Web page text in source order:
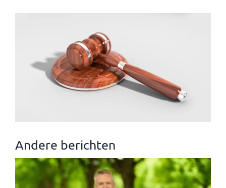
Andere berichten